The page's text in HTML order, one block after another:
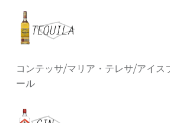
コンテッサ/マリア・テレサ/アイス
ール